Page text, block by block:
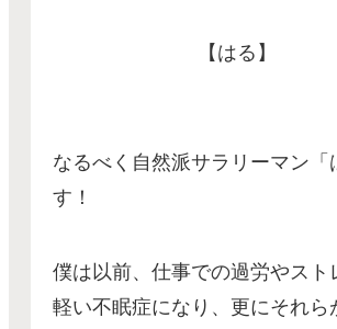
【はる】
なるべく自然派サラリーマン「
す！
僕は以前、仕事での過労やスト
軽い不眠症になり、更にそれら